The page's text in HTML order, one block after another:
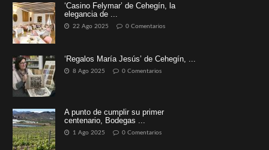
‘Casino Felymar’ de Cehegín, la
elegancia de ...
22 Ago 2025 0 Comentarios
‘Regalos María Jesús’ de Cehegín, ...
8 Ago 2025 0 Comentarios
A punto de cumplir su primer
centenario, Bodegas ...
1 Ago 2025 0 Comentarios